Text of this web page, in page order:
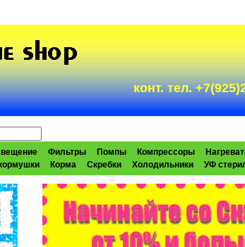
конт. тел.
Фильтры Помпы Компрессоры
Корма Скребки Холодильники УФ